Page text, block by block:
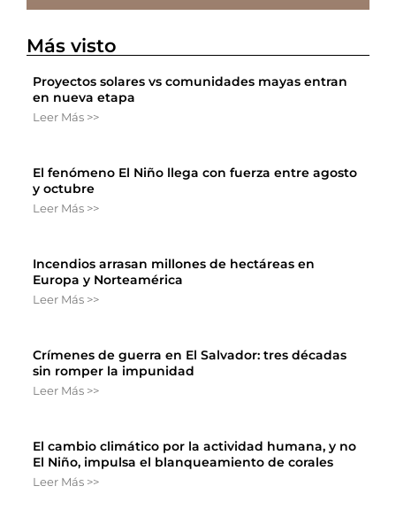
Más visto
Proyectos solares vs comunidades mayas entran
en nueva etapa
Leer Más >>
El fenómeno El Niño llega con fuerza entre agosto
y octubre
Leer Más >>
Incendios arrasan millones de hectáreas en
Europa y Norteamérica
Leer Más >>
Crímenes de guerra en El Salvador: tres décadas
sin romper la impunidad
Leer Más >>
El cambio climático por la actividad humana, y no
El Niño, impulsa el blanqueamiento de corales
Leer Más >>